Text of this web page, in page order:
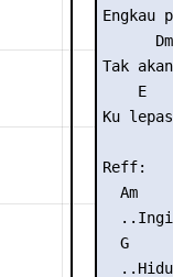
Engkau
      Dm
Tak
    E
Ku
Reff:
Am
G